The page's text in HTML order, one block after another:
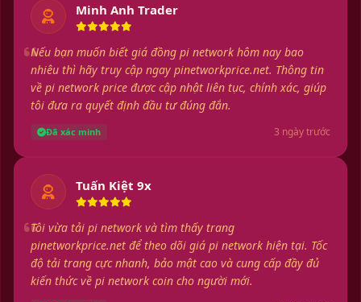
Minh Anh Trader
Nếu bạn muốn biết giá đồng pi network hôm nay bao
nhiêu thì hãy truy cập ngay pinetworkprice.net. Thông tin
về pi network price được cập nhật liên tục, chính xác, giúp
tôi đưa ra quyết định đầu tư đúng đắn.
Đã xác minh 3 ngày trước
Tuấn Kiệt 9x
Tôi vừa tải pi network và tìm thấy trang
pinetworkprice.net để theo dõi giá pi network hiện tại. Tốc
độ tải trang cực nhanh, bảo mật cao và cung cấp đầy đủ
kiến thức về pi network coin cho người mới.